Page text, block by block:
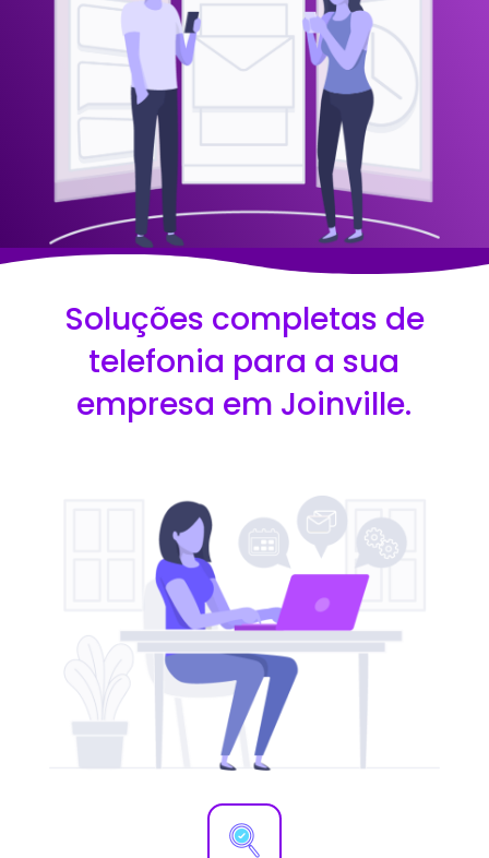
Soluções completas de
telefonia para a sua
empresa em Joinville.